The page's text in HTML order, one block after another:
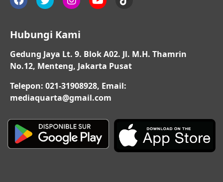
Hubungi Kami
Gedung Jaya Lt. 9. Blok A02. Jl. M.H. Thamrin
No.12, Menteng, Jakarta Pusat
Telepon: 021-31908928, Email:
mediaquarta@gmail.com